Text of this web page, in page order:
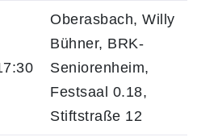
Oberasbach, Willy
Bühner, BRK-
Seniorenheim,
Festsaal 0.18,
Stiftstraße 12